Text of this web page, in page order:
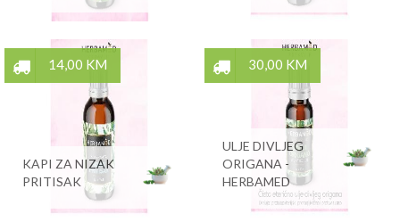
14,00 KM
KAPI ZA NIZAK
PRITISAK
30,00 KM
ULJE DIVLJEG
ORIGANA -
HERBAMED